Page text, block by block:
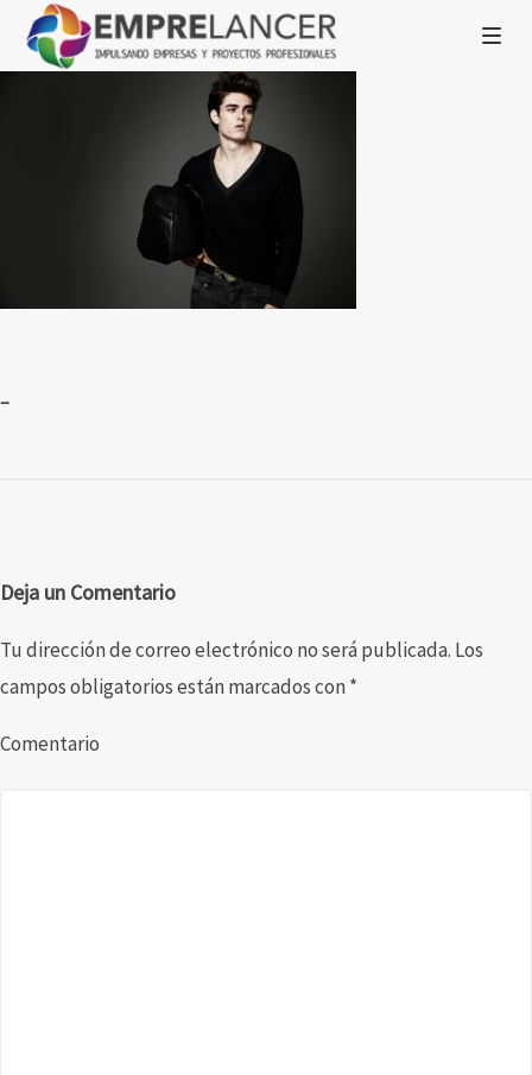
Deja un Comentario
Tu dirección de correo electrónico no será publicada. Los
campos obligatorios están marcados con *
Comentario